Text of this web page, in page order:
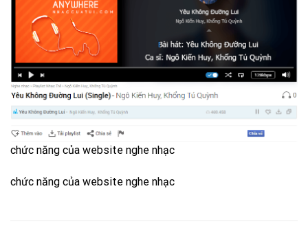
chức năng của website nghe nhạc
chức năng của website nghe nhạc